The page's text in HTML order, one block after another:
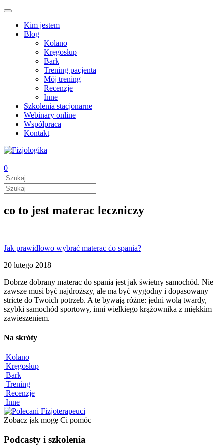
Kim jestem
Blog
Kolano
Kręgosłup
Bark
Trening pacjenta
Mój trening
Recenzje
Inne
Szkolenia stacjonarne
Webinary online
Współpraca
Kontakt
0
co to jest materac leczniczy
Jak prawidłowo wybrać materac do spania?
20 lutego 2018
Dobrze dobrany materac do spania jest jak świetny samochód. Nie
zawsze musi być najdroższy, ale ma być wygodny i dopasowany
stricte do Twoich potrzeb. A te bywają różne: jedni wolą twardy,
szybki samochód sportowy, inni wielkiego krążownika z miękkim
zawieszeniem.
Na skróty
Kolano
Kręgosłup
Bark
Trening
Recenzje
Inne
Zobacz jak mogę Ci pomóc
Podcasty i szkolenia